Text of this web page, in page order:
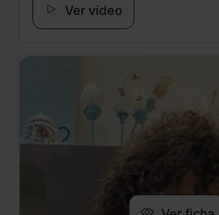
Ver vídeo